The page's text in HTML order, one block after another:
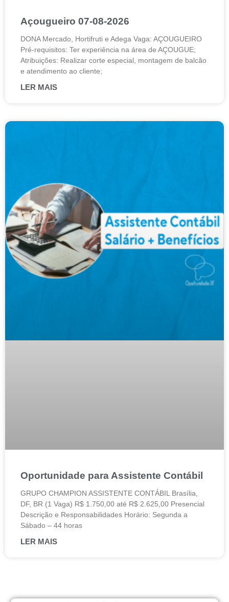
Açougueiro 07-08-2026
DONA Mercado, Hortifruti e Adega Vaga: AÇOUGUEIRO
Pré-requisitos: Ter experiência na área de AÇOUGUE;
Atribuições: Realizar corte especial, montagem de balcão
e atendimento ao cliente;
LER MAIS
Oportunidade para Assistente Contábil
GRUPO CHAMPION ASSISTENTE CONTÁBIL Brasília,
DF, BR (1 Vaga) R$ 1.750,00 até R$ 2.625,00 Presencial
Descrição e Responsabilidades Horário: Segunda a
Sábado – 44 horas
LER MAIS